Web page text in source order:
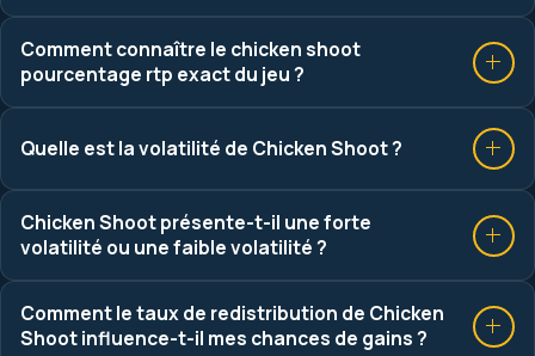
Comment connaître le chicken shoot
pourcentage rtp exact du jeu ?
Quelle est la volatilité de Chicken Shoot ?
Chicken Shoot présente-t-il une forte
volatilité ou une faible volatilité ?
Comment le taux de redistribution de Chicken
Shoot influence-t-il mes chances de gains ?